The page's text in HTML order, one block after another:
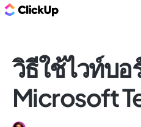
วิธีใช้ไวท์บอ
Microsoft